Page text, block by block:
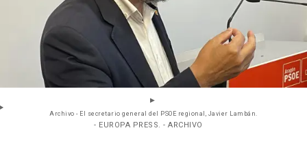
Archivo - El secretario general del PSOE regional, Javier Lambán.
- EUROPA PRESS. - ARCHIVO